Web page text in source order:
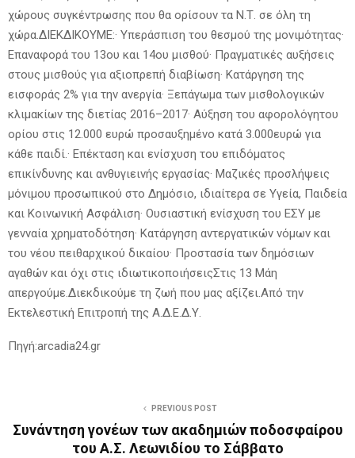
χώρους συγκέντρωσης που θα ορίσουν τα Ν.Τ. σε όλη τη
χώρα.ΔΙΕΚΔΙΚΟΥΜΕ:· Υπεράσπιση του θεσμού της μονιμότητας·
Επαναφορά του 13ου και 14ου μισθού· Πραγματικές αυξήσεις
στους μισθούς για αξιοπρεπή διαβίωση· Κατάργηση της
εισφοράς 2% για την ανεργία· Ξεπάγωμα των μισθολογικών
κλιμακίων της διετίας 2016–2017· Αύξηση του αφορολόγητου
ορίου στις 12.000 ευρώ προσαυξημένο κατά 3.000ευρώ για
κάθε παιδί.· Επέκταση και ενίσχυση του επιδόματος
επικίνδυνης και ανθυγιεινής εργασίας· Μαζικές προσλήψεις
μόνιμου προσωπικού στο Δημόσιο, ιδιαίτερα σε Υγεία, Παιδεία
και Κοινωνική Ασφάλιση· Ουσιαστική ενίσχυση του ΕΣΥ με
γενναία χρηματοδότηση· Κατάργηση αντεργατικών νόμων και
του νέου πειθαρχικού δικαίου· Προστασία των δημόσιων
αγαθών και όχι στις ιδιωτικοποιήσειςΣτις 13 Μάη
απεργούμε.Διεκδικούμε τη ζωή που μας αξίζει.Από την
Εκτελεστική Επιτροπή της Α.Δ.Ε.Δ.Υ.
Πηγή:arcadia24.gr
PREVIOUS POST
Συνάντηση γονέων των ακαδημιών ποδοσφαίρου
του Α.Σ. Λεωνιδίου το Σάββατο